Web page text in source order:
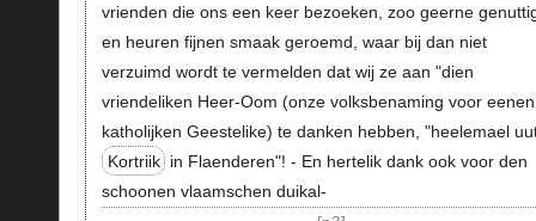
vrienden die ons een keer bezoeken, zoo geerne
en heuren fijnen smaak geroemd, waar bij dan niet
verzuimd wordt te vermelden dat wij ze aan "dien
vriendeliken Heer-Oom (onze volksbenaming voor eenen
katholijken Geestelike) te danken hebben, "heelemael
Kortriik in Flaenderen"! - En hertelik dank ook voor den
schoonen vlaamschen duikal-